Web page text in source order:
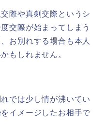
際や真剣交際というシ
交際が始まってしまう
お別れする場合も本人
もしれません。
では少し情が沸いてい
イメージしたお相手で